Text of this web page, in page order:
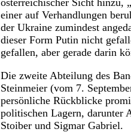
österreichischer Sicht hinzu,
einer auf Verhandlungen
der Ukraine zumindest
dieser Form Putin nicht
gefallen, aber gerade darin
Die zweite Abteilung des
Steinmeier (vom 7.
persönliche Rückblicke
politischen Lagern, darunter
Stoiber und Sigmar Gabriel.